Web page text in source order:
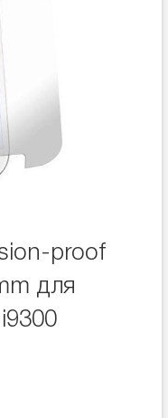
proof
для